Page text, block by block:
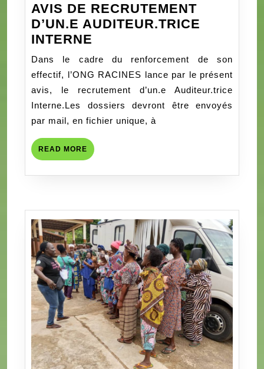
AVIS DE RECRUTEMENT
D’UN.E AUDITEUR.TRICE
INTERNE
DE
RECRUTEMENT
D’UN.E
AUDITEUR.TRICE
INTERNE
Dans le cadre du renforcement de son
effectif, l’ONG RACINES lance par le présent
avis, le recrutement d’un.e Auditeur.trice
Interne.Les dossiers devront être envoyés
par mail, en fichier unique, à
READ MORE READ
MORE